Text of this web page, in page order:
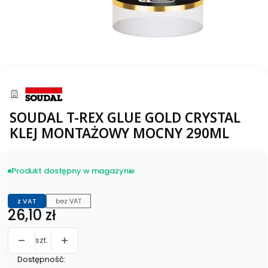
SOUDAL T-REX GLUE GOLD CRYSTAL
KLEJ MONTAŻOWY MOCNY 290ML
Produkt dostępny w magazynie
z VAT bez VAT
Cena
26,10 zł
szt.
Dostępność: